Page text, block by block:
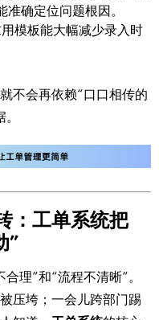
确定位问题根因。
用模板能大幅减少录入时
不会再依赖“口口相传的
：工单系统把
”
理”和“流程不清晰”。
压垮；一会儿跨部门踢